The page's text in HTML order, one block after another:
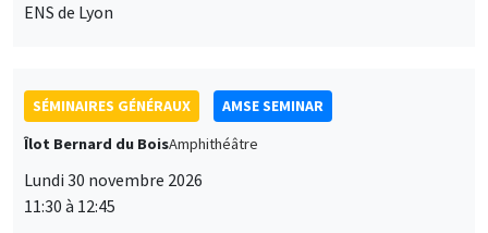
ENS de Lyon
SÉMINAIRES GÉNÉRAUX
AMSE SEMINAR
Îlot Bernard du BoisAmphithéâtre
Lundi 30 novembre 2026
11:30 à 12:45